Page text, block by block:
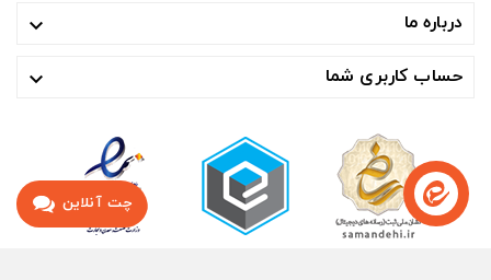
درباره ما 
حساب کاربری شما 
چت آنلاین